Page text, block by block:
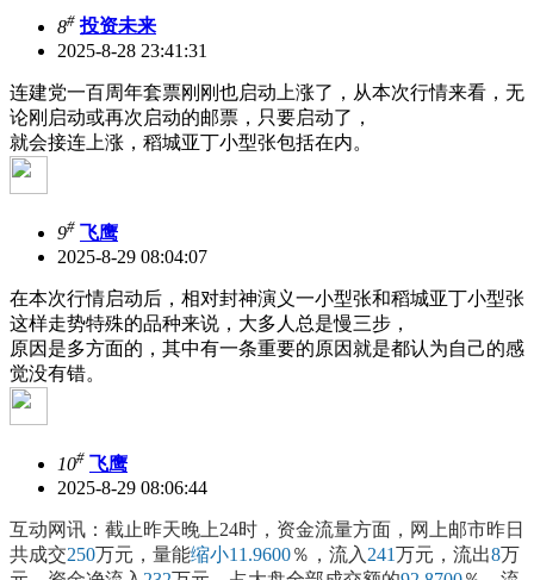
8# 投资未来
2025-8-28 23:41:31
连建党一百周年套票刚刚也启动上涨了，从本次行情来看，无
论刚启动或再次启动的邮票，只要启动了，
就会接连上涨，稻城亚丁小型张包括在内。
9# 飞鹰
2025-8-29 08:04:07
在本次行情启动后，相对封神演义一小型张和稻城亚丁小型张
这样走势特殊的品种来说，大多人总是慢三步，
原因是多方面的，其中有一条重要的原因就是都认为自己的感
觉没有错。
10#
飞鹰
2025-8-29 08:06:44
互动网讯：截止昨天晚上24时，资金流量方面，网上邮市昨日
共成交250万元，量能缩小11.9600％，流入241万元，流出8万